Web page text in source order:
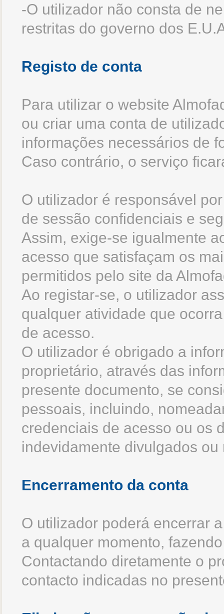
-O utilizador não consta de
restritas do governo dos
Registo de conta
Para utilizar o website
ou criar uma conta de
informações necessários de
Caso contrário, o serviço
O utilizador é responsável
de sessão confidenciais e
Assim, exige-se igualmente
acesso que satisfaçam os
permitidos pelo site da
Ao registar-se, o utilizador
qualquer atividade que
de acesso.
O utilizador é obrigado a
proprietário, através das
presente documento, se
pessoais, incluindo,
credenciais de acesso ou os
indevidamente divulgados ou
Encerramento da conta
O utilizador poderá encerrar
a qualquer momento,
Contactando diretamente o
contacto indicadas no